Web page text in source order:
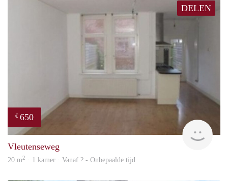
DELEN
€ 650
Vleutenseweg
20 m2 · 1 kamer · Vanaf ? - Onbepaalde tijd